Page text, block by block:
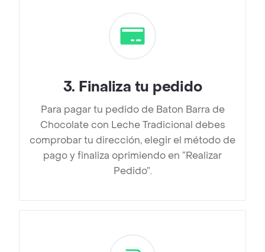
3. Finaliza tu pedido
Para pagar tu pedido de Baton Barra de
Chocolate con Leche Tradicional debes
comprobar tu dirección, elegir el método de
pago y finaliza oprimiendo en “Realizar
Pedido”.